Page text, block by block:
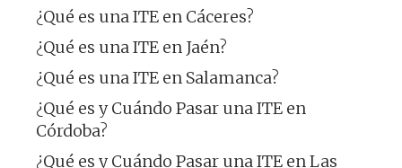
¿Qué es una ITE en Cáceres?
¿Qué es una ITE en Jaén?
¿Qué es una ITE en Salamanca?
¿Qué es y Cuándo Pasar una ITE en
Córdoba?
¿Qué es y Cuándo Pasar una ITE en Las